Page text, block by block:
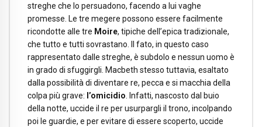
streghe che lo persuadono, facendo a lui vaghe
promesse. Le tre megere possono essere facilmente
ricondotte alle tre Moire, tipiche dell’epica tradizionale,
che tutto e tutti sovrastano. Il fato, in questo caso
rappresentato dalle streghe, è subdolo e nessun uomo è
in grado di sfuggirgli. Macbeth stesso tuttavia, esaltato
dalla possibilità di diventare re, pecca e si macchia della
colpa più grave: l’omicidio . Infatti, nascosto dal buio
della notte, uccide il re per usurpargli il trono, incolpando
poi le guardie, e per evitare di essere scoperto, uccide